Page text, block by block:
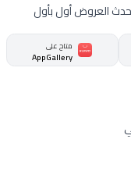
العروض أول بأول
متاح على
AppGallery